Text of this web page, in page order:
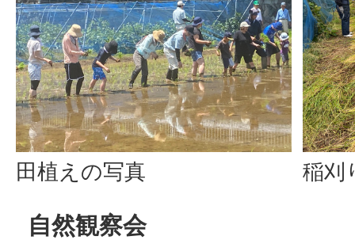
田植えの写真 稲刈
自然観察会